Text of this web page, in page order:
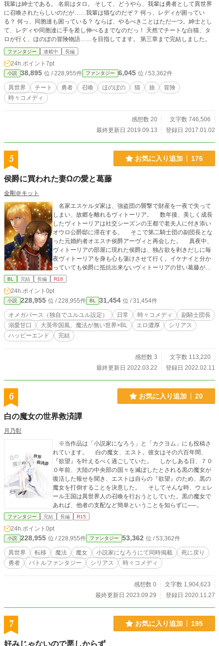
我輩は紳士である。 名前はタロ。 そして、どうやら、我輩は勇者として異世界
に召喚されたらしいのだが……我輩は猫なのだぞ？ 何っ、レディが困ってい
る？ 何っ、同胞達も困っている？ ならば、やるべきことはただ一つ。紳士とし
て、レディや同胞達に手を差し伸べるまでなのだっ！ 天然でチートな白猫、タ
ロが行く、ほのぼの冒険物語……を目指してます。 第三章まで完結しました。
ファンタジー 連載中 長編
24h.ポイント 7pt
小説 38,895 位 / 228,955件 ファンタジー 6,045 位 / 53,362件
異世界 チート 勇者 召喚 ほのぼの 猫 旅
冒険
時々コメディ
感想数 20
文字数 746,506
最終更新日 2019.09.13
登録日 2017.01.02
5 お気に入り追加 176
侯爵に買われた妻Ωの愛と葛藤
金剛＠キット
名家エスケルダ家は、強盗団の襲撃で財産を一夜で失って
しまい、故郷を離れるヴィトーリア。 数年後、美しく成長
したヴィトーリアは社交シーズンの王都で老夫人に付き添い
オウロ公爵邸に滞在する。 そこで第二騎士団の副団長とな
った元婚約者オエスチ侯爵アーヴィと再会した。 真夜中、
ヴィトーリアの部屋に現れた侯爵は、独占欲を剥きだしに毎
夜ヴィトーリアを身も心も蕩けさせて行く。イケナイと分か
っていても侯爵に抵抗出来ないヴィトーリアの甘い葛藤が始
まる。 😓※お話に都合の良い、ユルユル・オメガバースで
な方はご注意下さい。
BL 完結 長編 R18
24h.ポイント 0pt
小説 228,955 位 / 228,955件 BL 31,454 位 / 31,454件
オメガバース（独自でユルユル設定） 日常 時々コメディ
副騎士団長
溺愛甘口
大英帝国風、魔法が無い世界×BL エロ濃厚
シリアス
ハッピーエンド
完結
感想数 3
文字数 113,220
最終更新日 2022.03.22
登録日 2022.02.11
6 お気に入り追加 20
白の魔女の世界救済譚
月乃彰
※当作品は「小説家になろう」と「カクヨム」にも投稿さ
れています。 白の魔女、エスト。彼女はその六百年間、
『欲望』を叶えるべく過ごしていた。 しかしある日、７０
０年前、大陸の中央部の国々を滅ぼしたとされる黒の魔女が
復活した報せを聞き、エストは自らの『欲望』のため、黒の
魔女を打倒することを決意した。 そしてそんな時、ウェレ
ール王国は異世界人の召喚を行おうとしていた。黒の魔女で
あれば、他者の支配など簡単ということを知らずに──。
ファンタジー 完結 長編 R15
24h.ポイント 0pt
小説 228,955 位 / 228,955件 ファンタジー 53,362 位 / 53,362件
異世界 転移 魔法 魔女 小説家になろうにて同時掲載
死に戻り
勇者
バトルファンタジー シリアス 時々コメディ
感想数 0
文字数 1,904,623
最終更新日 2023.09.29
登録日 2020.11.27
7 お気に入り追加 195
好みじゃないので悪しからず